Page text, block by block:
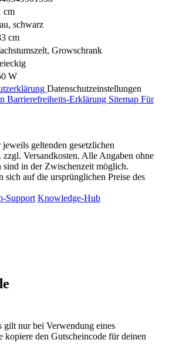
cm
schwarz
cm
Growschrank
W
Datenschutzeinstellungen
Barrierefreiheits-Erklärung Sitemap Für
geltenden gesetzlichen
zzgl. Versandkosten. Alle Angaben ohne
sind in der Zwischenzeit möglich.
sich auf die ursprünglichen Preise des
Support Knowledge-Hub
gilt nur bei Verwendung eines
kopiere den Gutscheincode für deinen